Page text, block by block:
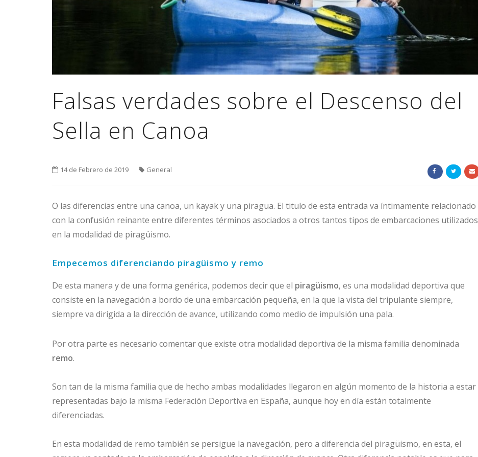
Falsas verdades sobre el Descenso del
Sella en Canoa
14 de Febrero de 2019 General
O las diferencias entre una canoa, un kayak y una piragua. El titulo de esta entrada va íntimamente relacionado
con la confusión reinante entre diferentes términos asociados a otros tantos tipos de embarcaciones utilizados
en la modalidad de piragüismo.
Empecemos diferenciando piragüismo y remo
De esta manera y de una forma genérica, podemos decir que el piragüismo, es una modalidad deportiva que
consiste en la navegación a bordo de una embarcación pequeña, en la que la vista del tripulante siempre,
siempre va dirigida a la dirección de avance, utilizando como medio de impulsión una pala.
Por otra parte es necesario comentar que existe otra modalidad deportiva de la misma familia denominada
remo.
Son tan de la misma familia que de hecho ambas modalidades llegaron en algún momento de la historia a estar
representadas bajo la misma Federación Deportiva en España, aunque hoy en día están totalmente
diferenciadas.
En esta modalidad de remo también se persigue la navegación, pero a diferencia del piragüismo, en esta, el